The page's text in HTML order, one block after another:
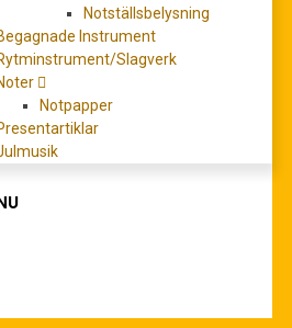
Notställsbelysning
Instrument
Slagverk
Notpapper
VARUKORG
Artikelnr:BA4064-90
klaverutdrag